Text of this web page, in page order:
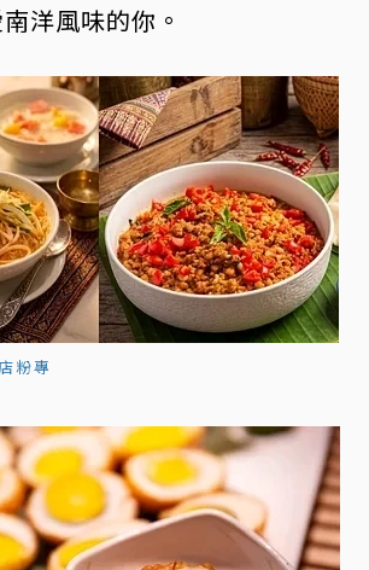
洋風味的你。
粉專